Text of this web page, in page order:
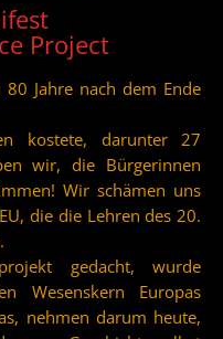
Project
Jahre nach dem Ende
kostete, darunter 27
wir, die Bürgerinnen
Wir schämen uns
die die Lehren des 20.
gedacht, wurde
Wesenskern Europas
nehmen darum heute,